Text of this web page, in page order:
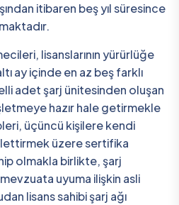
itibaren beş yıl süresince
lisanslarının yürürlüğe
ay içinde en az beş farklı
adet şarj ünitesinden oluşan
hazır hale getirmekle
üçüncü kişilere kendi
üzere sertifika
olmakla birlikte, şarj
uyuma ilişkin asli
lisans sahibi şarj ağı